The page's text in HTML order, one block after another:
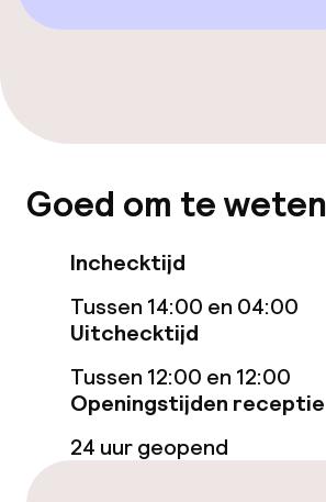
Bar
Eet- en drinkdiensten
Ontbijtbuffet
Vroeg ontbijt
Laat ontbijt
Goed om te weten
Inchecktijd
Tussen 14:00 en 04:00
Uitchecktijd
Tussen 12:00 en 12:00
Openingstijden receptie
24 uur geopend